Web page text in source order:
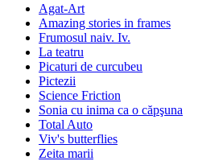
Agat-Art
Amazing stories in frames
Frumosul naiv. Iv.
La teatru
Picaturi de curcubeu
Pictezii
Science Friction
Sonia cu inima ca o căpşuna
Total Auto
Viv's butterflies
Zeita marii